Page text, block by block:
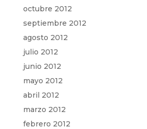
octubre 2012
septiembre 2012
agosto 2012
julio 2012
junio 2012
mayo 2012
abril 2012
marzo 2012
febrero 2012